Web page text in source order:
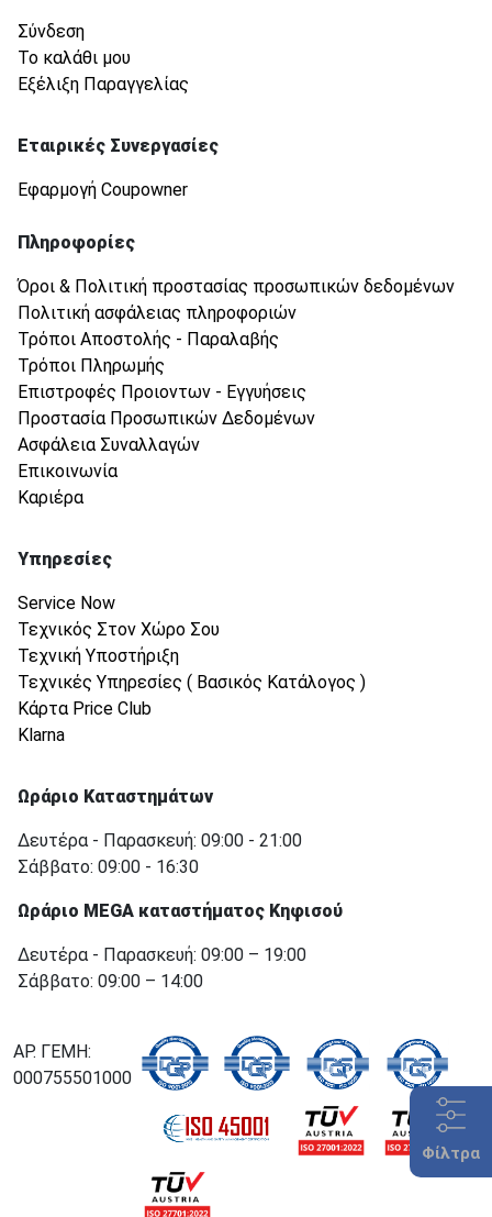
Φίλτρα
Σύνδεση
Το καλάθι μου
Εξέλιξη Παραγγελίας
Εταιρικές Συνεργασίες
Εφαρμογή Coupowner
Πληροφορίες
Όροι & Πολιτική προστασίας προσωπικών δεδομένων
Πολιτική ασφάλειας πληροφοριών
Τρόποι Αποστολής - Παραλαβής
Τρόποι Πληρωμής
Επιστροφές Προιοντων - Εγγυήσεις
Προστασία Προσωπικών Δεδομένων
Ασφάλεια Συναλλαγών
Επικοινωνία
Καριέρα
Υπηρεσίες
Service Now
Τεχνικός Στον Χώρο Σου
Τεχνική Υποστήριξη
Τεχνικές Υπηρεσίες ( Βασικός Κατάλογος )
Κάρτα Price Club
Klarna
Ωράριο Καταστημάτων
Δευτέρα - Παρασκευή: 09:00 - 21:00
Σάββατο: 09:00 - 16:30
Ωράριο MEGA καταστήματος Κηφισού
Δευτέρα - Παρασκευή: 09:00 – 19:00
Σάββατο: 09:00 – 14:00
ΑΡ. ΓΕΜΗ:
000755501000